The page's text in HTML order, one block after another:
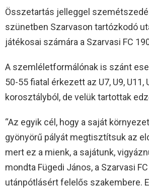
Összetartás jelleggel
szünetben Szarvason tartózkodó
játékosai számára a Szarvasi FC
A szemléletformálónak is szánt
50-55 fiatal érkezett az U7, U9, U11,
korosztályból, de velük tartottak
“Az egyik cél, hogy a saját
gyönyörű pályát megtisztítsuk az
mert ez a mienk, a sajátunk,
mondta Fügedi János, a Szarvasi
utánpótlásért felelős szakembere.